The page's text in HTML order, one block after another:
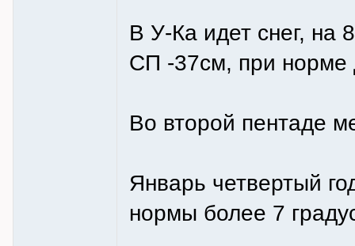
В У-Ка идет снег, на
СП -37см, при норме
Во второй пентаде
Январь четвертый
нормы более 7